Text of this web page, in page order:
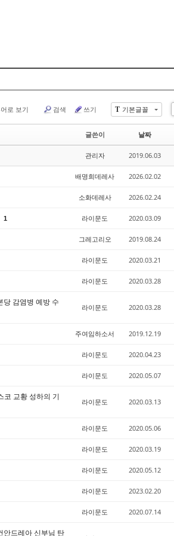
T 기본글꼴
로 보기 검색 쓰기
글쓴이 날짜
관리자 2019.06.03
배명희데레사 2026.02.02
소화데레사 2026.02.24
1 라이문도 2020.03.09
그레고리오 2019.08.24
라이문도 2020.03.21
라이문도 2020.03.28
당 감염병 예방 수
라이문도 2020.03.28
주여임하소서 2019.12.19
라이문도 2020.04.23
라이문도 2020.05.07
코 교황 성하의 기
라이문도 2020.03.13
라이문도 2020.05.06
라이문도 2020.03.19
라이문도 2020.05.12
라이문도 2023.02.20
라이문도 2020.07.14
안드레아 신부님 탄